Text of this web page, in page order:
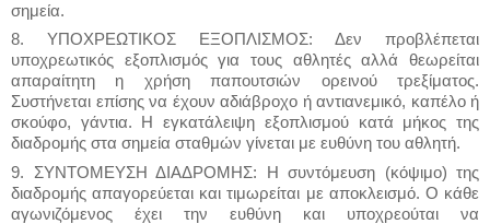
σημεία.
8. ΥΠΟΧΡΕΩΤΙΚΟΣ ΕΞΟΠΛΙΣΜΟΣ: Δεν προβλέπεται
υποχρεωτικός εξοπλισμός για τους αθλητές αλλά θεωρείται
απαραίτητη η χρήση παπουτσιών ορεινού τρεξίματος.
Συστήνεται επίσης να έχουν αδιάβροχο ή αντιανεμικό, καπέλο ή
σκούφο, γάντια. Η εγκατάλειψη εξοπλισμού κατά μήκος της
διαδρομής στα σημεία σταθμών γίνεται με ευθύνη του αθλητή.
9. ΣΥΝΤΟΜΕΥΣΗ ΔΙΑΔΡΟΜΗΣ: Η συντόμευση (κόψιμο) της
διαδρομής απαγορεύεται και τιμωρείται με αποκλεισμό. Ο κάθε
αγωνιζόμενος έχει την ευθύνη και υποχρεούται να